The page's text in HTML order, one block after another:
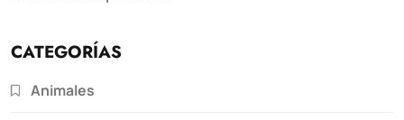
CATEGORÍAS
Animales